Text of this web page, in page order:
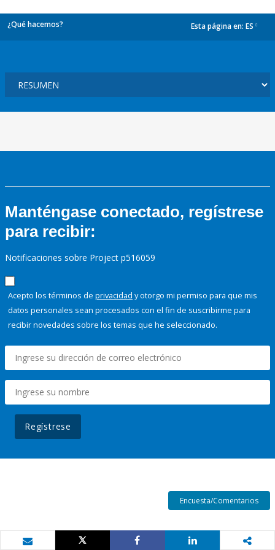
¿Qué hacemos? Esta página en: ES
Manténgase conectado, regístrese
para recibir:
Notificaciones sobre Project p516059
Acepto los términos de privacidad y otorgo mi permiso para que mis
datos personales sean procesados con el fin de suscribirme para
recibir novedades sobre los temas que he seleccionado.
Regístrese
Encuesta/Comentarios